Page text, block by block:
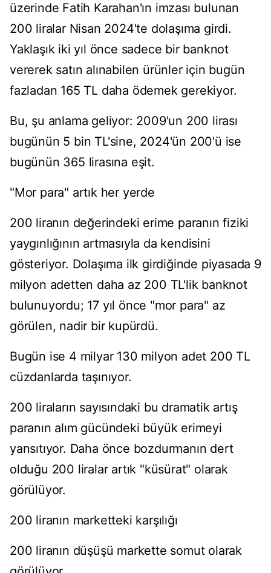
üzerinde Fatih Karahan'ın imzası bulunan
200 liralar Nisan 2024'te dolaşıma girdi.
Yaklaşık iki yıl önce sadece bir banknot
vererek satın alınabilen ürünler için bugün
fazladan 165 TL daha ödemek gerekiyor.
Bu, şu anlama geliyor: 2009'un 200 lirası
bugünün 5 bin TL'sine, 2024'ün 200'ü ise
bugünün 365 lirasına eşit.
"Mor para" artık her yerde
200 liranın değerindeki erime paranın fiziki
yaygınlığının artmasıyla da kendisini
gösteriyor. Dolaşıma ilk girdiğinde piyasada 9
milyon adetten daha az 200 TL'lik banknot
bulunuyordu; 17 yıl önce "mor para" az
görülen, nadir bir kupürdü.
Bugün ise 4 milyar 130 milyon adet 200 TL
cüzdanlarda taşınıyor.
200 liraların sayısındaki bu dramatik artış
paranın alım gücündeki büyük erimeyi
yansıtıyor. Daha önce bozdurmanın dert
olduğu 200 liralar artık "küsürat" olarak
görülüyor.
200 liranın marketteki karşılığı
200 liranın düşüşü markette somut olarak